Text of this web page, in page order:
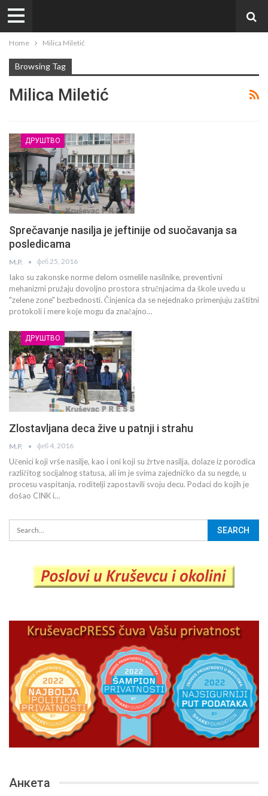
Home Milica Miletić
Browsing Tag
Milica Miletić
ДРУШТВО
Sprečavanje nasilja je jeftinije od suočavanja sa
posledicama
M.P. феб 25, 2016
Iako su zakonske norme delom osmelile nasilnike, preventivni
mehanizmi pružaju dovoljno prostora stručnjacima da škole uvedu u
"zelene zone" bezbednosti. Činjenica da se nejednako primenjuju zaštitni
protokoli i mere koje mogu da značajno…
ДРУШТВО
Zlostavljana deca žive u patnji i strahu
M.P. феб 4, 2016
Učenici koji vrše nasilje, kao i oni koji su žrtve nasilja, dolaze iz porodica
različitog socijalnog statusa, ali im je svima zajedničko da su negde, u
procesu vaspitanja, roditelji zapostavili svoju decu. Podaci do kojih je
došao CINK i…
Анкета